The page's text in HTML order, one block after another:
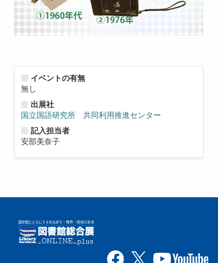
イベントの有無
無し
出展社
国立国語研究所 共同利用推進センター
記入担当者
安部美奈子